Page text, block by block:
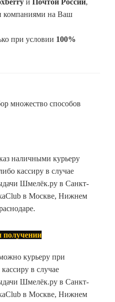
и Почтой России,
компаниями на Ваш
при условии 100%
множество способов
наличными курьеру
кассиру в случае
Шмелёк.ру в Санкт-
в Москве, Нижнем
получении
курьеру при
в случае
Шмелёк.ру в Санкт-
в Москве, Нижнем